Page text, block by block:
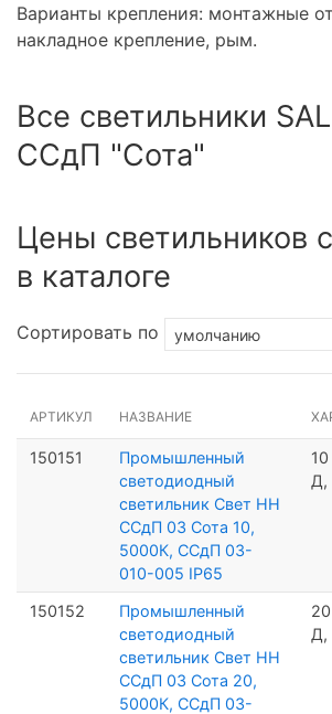
Варианты крепления: монтажные
накладное крепление, рым.
Все светильники
ССдП "Сота"
Цены светильников
в каталоге
Сортировать по
АРТИКУЛ НАЗВАНИЕ
150151
Промышленный
светодиодный
светильник Свет НН
ССдП 03 Сота 10,
5000К, ССдП 03-
010-005 IP65
Д,
150152
Промышленный
светодиодный
светильник Свет НН
ССдП 03 Сота 20,
5000К, ССдП 03-
Д,